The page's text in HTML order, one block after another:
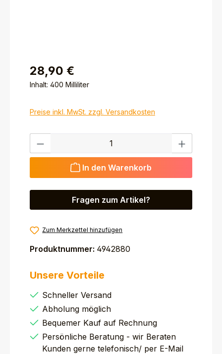
28,90 €
Inhalt: 400 Milliliter
Preise inkl. MwSt. zzgl. Versandkosten
Produkt Anzahl: Gib den gewünschten Wert ein
In den Warenkorb
Fragen zum Artikel?
Zum Merkzettel hinzufügen
Produktnummer: 4942880
Unsere Vorteile
Schneller Versand
Abholung möglich
Bequemer Kauf auf Rechnung
Persönliche Beratung - wir Beraten
Kunden gerne telefonisch/ per E-Mail